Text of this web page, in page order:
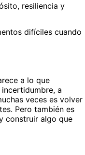
resiliencia y
difíciles cuando
a lo que
a
veces es volver
Pero también es
construir algo que